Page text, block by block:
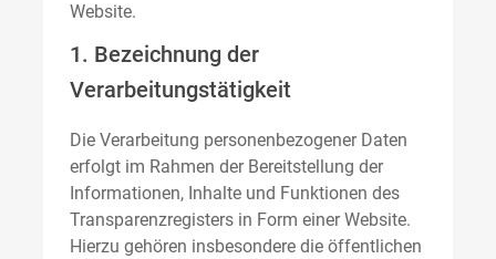
Website.
1. Bezeichnung der
Verarbeitungstätigkeit
Die Verarbeitung personenbezogener Daten
erfolgt im Rahmen der Bereitstellung der
Informationen, Inhalte und Funktionen des
Transparenzregisters in Form einer Website.
Hierzu gehören insbesondere die öffentlichen